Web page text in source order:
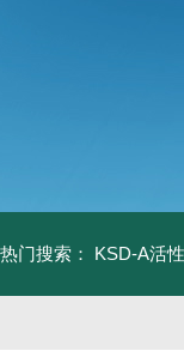
热门搜索： KSD-A活